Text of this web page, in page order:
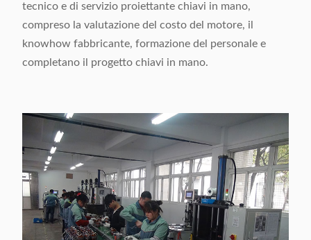
tecnico e di servizio proiettante chiavi in mano,
compreso la valutazione del costo del motore, il
knowhow fabbricante, formazione del personale e
completano il progetto chiavi in mano.